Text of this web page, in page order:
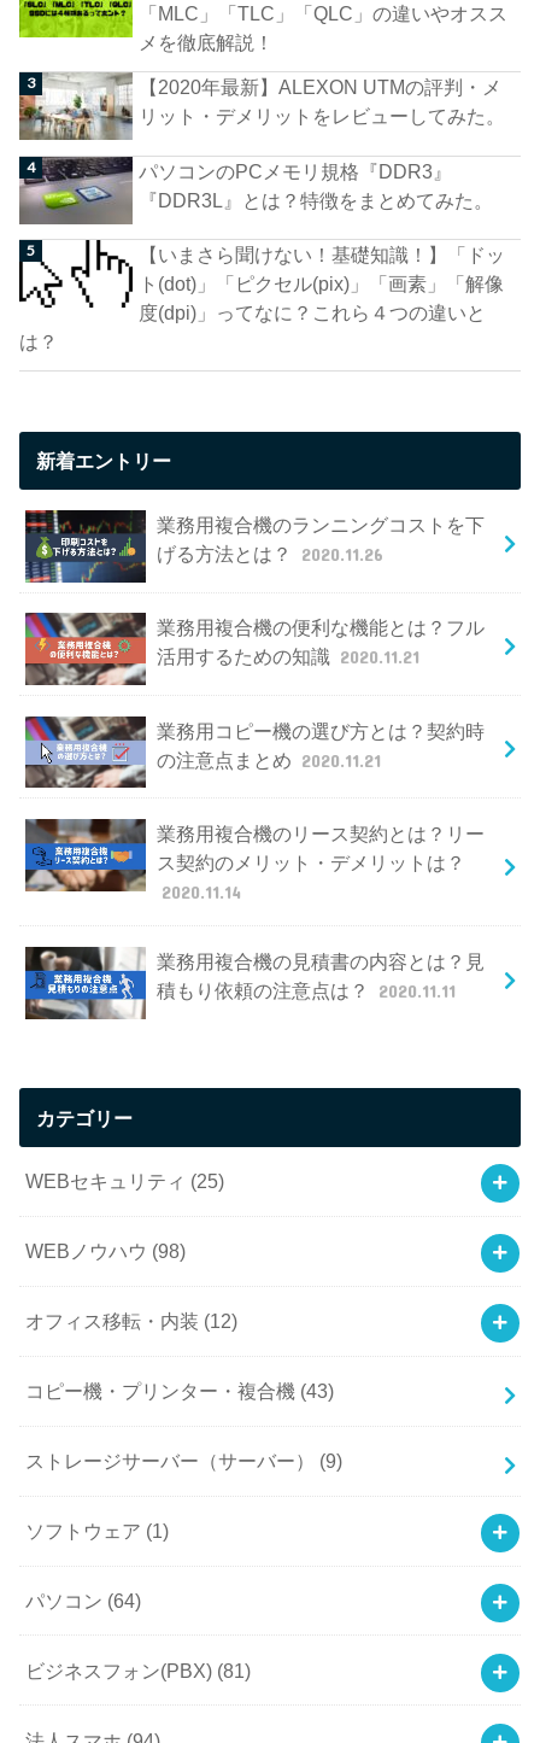
「MLC」「TLC」「QLC」の違いやオスス
メを徹底解説！
【2020年最新】ALEXON UTMの評判・メ
リット・デメリットをレビューしてみた。
パソコンのPCメモリ規格『DDR3』
『DDR3L』とは？特徴をまとめてみた。
【いまさら聞けない！基礎知識！】「ドッ
ト(dot)」「ピクセル(pix)」「画素」「解像
度(dpi)」ってなに？これら４つの違いと
は？
新着エントリー
業務用複合機のランニングコストを下
げる方法とは？
2020.11.26
業務用複合機の便利な機能とは？フル
活用するための知識 2020.11.21
業務用コピー機の選び方とは？契約時
の注意点まとめ 2020.11.21
業務用複合機のリース契約とは？リー
ス契約のメリット・デメリットは？
2020.11.14
業務用複合機の見積書の内容とは？見
積もり依頼の注意点は？
2020.11.11
カテゴリー
WEBセキュリティ (25)
WEBノウハウ (98)
オフィス移転・内装 (12)
コピー機・プリンター・複合機 (43)
ストレージサーバー（サーバー） (9)
ソフトウェア (1)
パソコン (64)
ビジネスフォン(PBX) (81)